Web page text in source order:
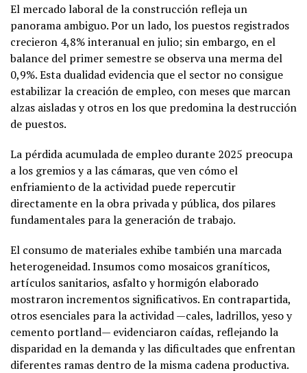
El mercado laboral de la construcción refleja un
panorama ambiguo. Por un lado, los puestos registrados
crecieron 4,8% interanual en julio; sin embargo, en el
balance del primer semestre se observa una merma del
0,9%. Esta dualidad evidencia que el sector no consigue
estabilizar la creación de empleo, con meses que marcan
alzas aisladas y otros en los que predomina la destrucción
de puestos.
La pérdida acumulada de empleo durante 2025 preocupa
a los gremios y a las cámaras, que ven cómo el
enfriamiento de la actividad puede repercutir
directamente en la obra privada y pública, dos pilares
fundamentales para la generación de trabajo.
El consumo de materiales exhibe también una marcada
heterogeneidad. Insumos como mosaicos graníticos,
artículos sanitarios, asfalto y hormigón elaborado
mostraron incrementos significativos. En contrapartida,
otros esenciales para la actividad —cales, ladrillos, yeso y
cemento portland— evidenciaron caídas, reflejando la
disparidad en la demanda y las dificultades que enfrentan
diferentes ramas dentro de la misma cadena productiva.